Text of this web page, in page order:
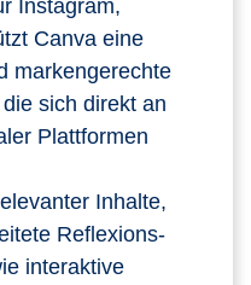
Instagram,
Canva eine
markengerechte
sich direkt an
Plattformen
Inhalte,
Reflexions-
interaktive